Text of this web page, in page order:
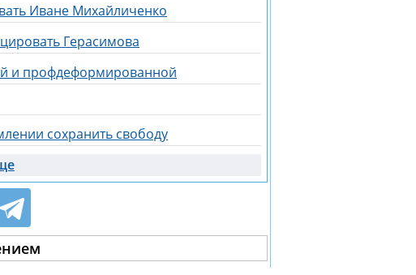
Иване Михайличенко
Герасимова
и профдеформированной
сохранить свободу